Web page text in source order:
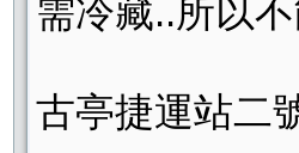
需冷藏..所以
古亭捷運站二